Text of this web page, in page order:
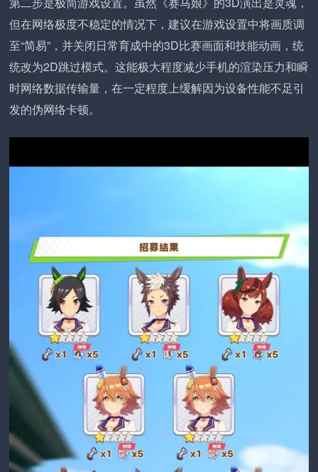
但在网络极度不稳定的情况下，建议在游戏设置中将画质调
至“简易”，并关闭日常育成中的3D比赛画面和技能动画，统
统改为2D跳过模式。这能极大程度减少手机的渲染压力和瞬
时网络数据传输量，在一定程度上缓解因为设备性能不足引
发的伪网络卡顿。